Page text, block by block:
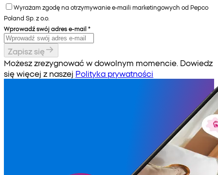
Wyrażam zgodę na otrzymywanie e-maili marketingowych od Pepco
Poland Sp. z o.o.
Wprowadź swój adres e-mail *
Zapisz się
Możesz zrezygnować w dowolnym momencie. Dowiedz
się więcej z naszej Polityka prywatności